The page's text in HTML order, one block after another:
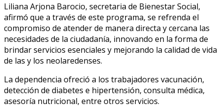
Liliana Arjona Barocio, secretaria de Bienestar Social,
afirmó que a través de este programa, se refrenda el
compromiso de atender de manera directa y cercana las
necesidades de la ciudadanía, innovando en la forma de
brindar servicios esenciales y mejorando la calidad de vida
de las y los neolaredenses.
La dependencia ofreció a los trabajadores vacunación,
detección de diabetes e hipertensión, consulta médica,
asesoría nutricional, entre otros servicios.